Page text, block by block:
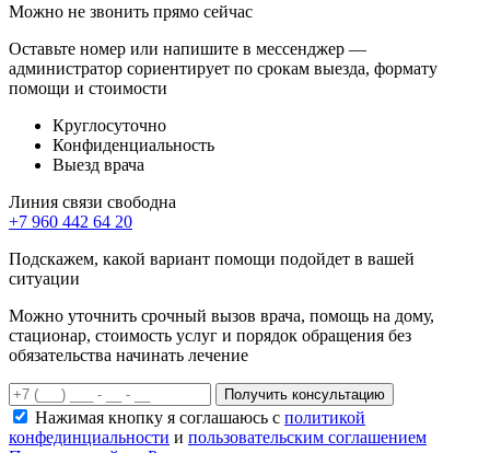
Можно не звонить прямо сейчас
Оставьте номер или напишите в мессенджер —
администратор сориентирует по срокам выезда, формату
помощи и стоимости
Круглосуточно
Конфиденциальность
Выезд врача
Линия связи свободна
+7 960 442 64 20
Подскажем, какой вариант помощи подойдет в вашей
ситуации
Можно уточнить срочный вызов врача, помощь на дому,
стационар, стоимость услуг и порядок обращения без
обязательства начинать лечение
Получить консультацию
Нажимая кнопку я соглашаюсь с политикой
конфединциальности и пользовательским соглашением